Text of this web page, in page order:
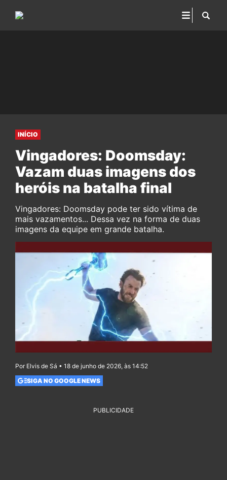
INÍCIO
Vingadores: Doomsday:
Vazam duas imagens dos
heróis na batalha final
Vingadores: Doomsday pode ter sido vítima de
mais vazamentos... Dessa vez na forma de duas
imagens da equipe em grande batalha.
Por Elvis de Sá • 18 de junho de 2026, às 14:52
SIGA NO GOOGLE NEWS
PUBLICIDADE